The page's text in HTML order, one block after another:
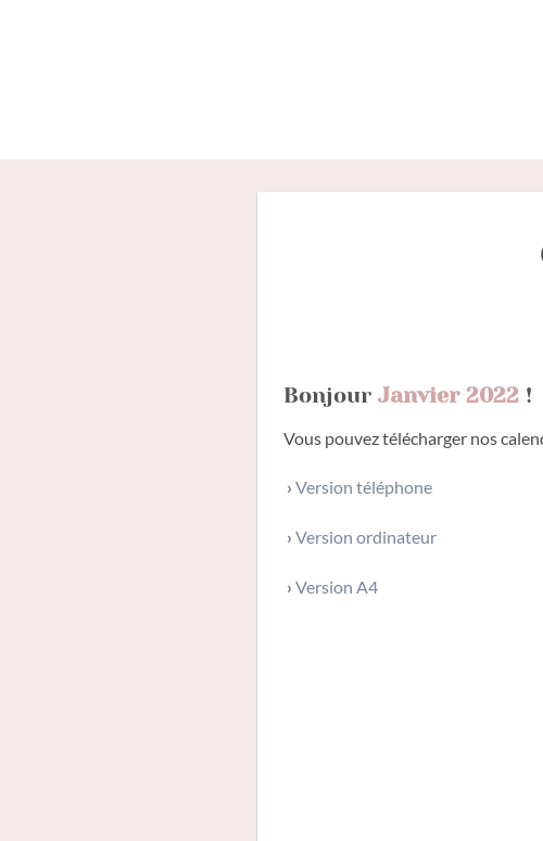
Bonjour Janvier 2022 !
Vous pouvez télécharger nos
› Version téléphone
› Version ordinateur
› Version A4